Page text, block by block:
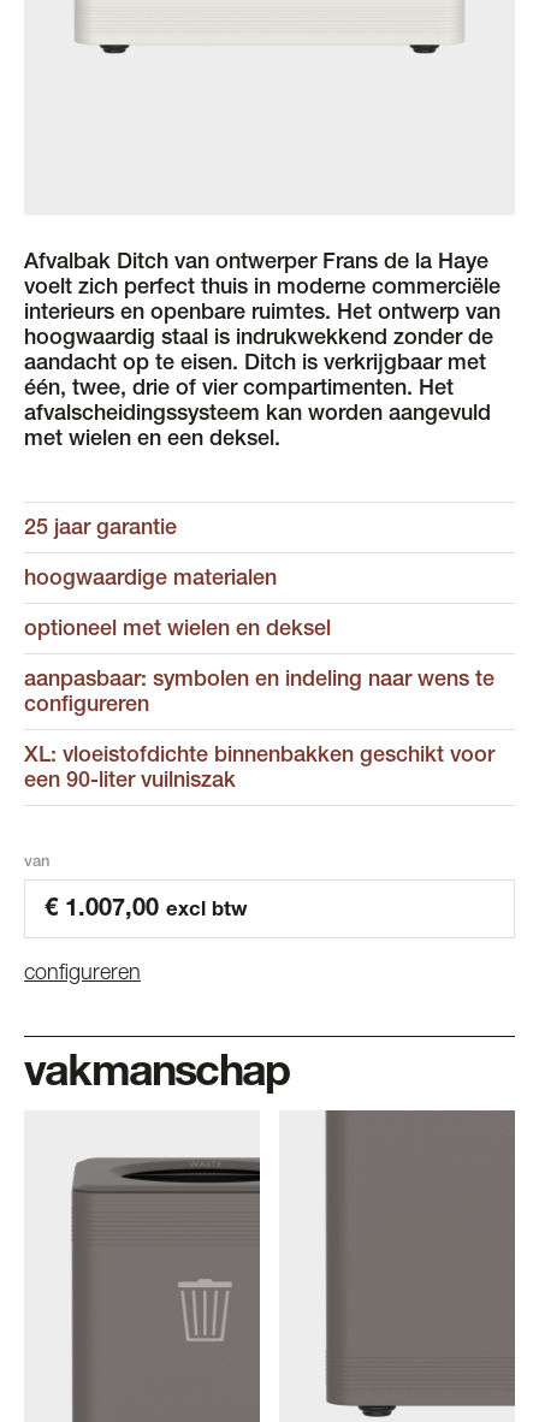
Afvalbak Ditch van ontwerper Frans de la Haye
voelt zich perfect thuis in moderne commerciële
interieurs en openbare ruimtes. Het ontwerp van
hoogwaardig staal is indrukwekkend zonder de
aandacht op te eisen. Ditch is verkrijgbaar met
één, twee, drie of vier compartimenten. Het
afvalscheidingssysteem kan worden aangevuld
met wielen en een deksel.
25 jaar garantie
hoogwaardige materialen
optioneel met wielen en deksel
aanpasbaar: symbolen en indeling naar wens te
configureren
XL: vloeistofdichte binnenbakken geschikt voor
een 90-liter vuilniszak
van
€ 1.007,00 excl btw
configureren
vakmanschap